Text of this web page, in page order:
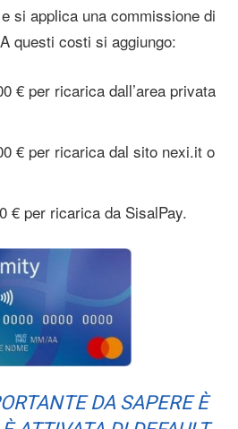
si applica una commissione di
questi costi si aggiungo:
€ per ricarica dall’area privata
€ per ricarica dal sito nexi.it o
€ per ricarica da SisalPay.
DA SAPERE È